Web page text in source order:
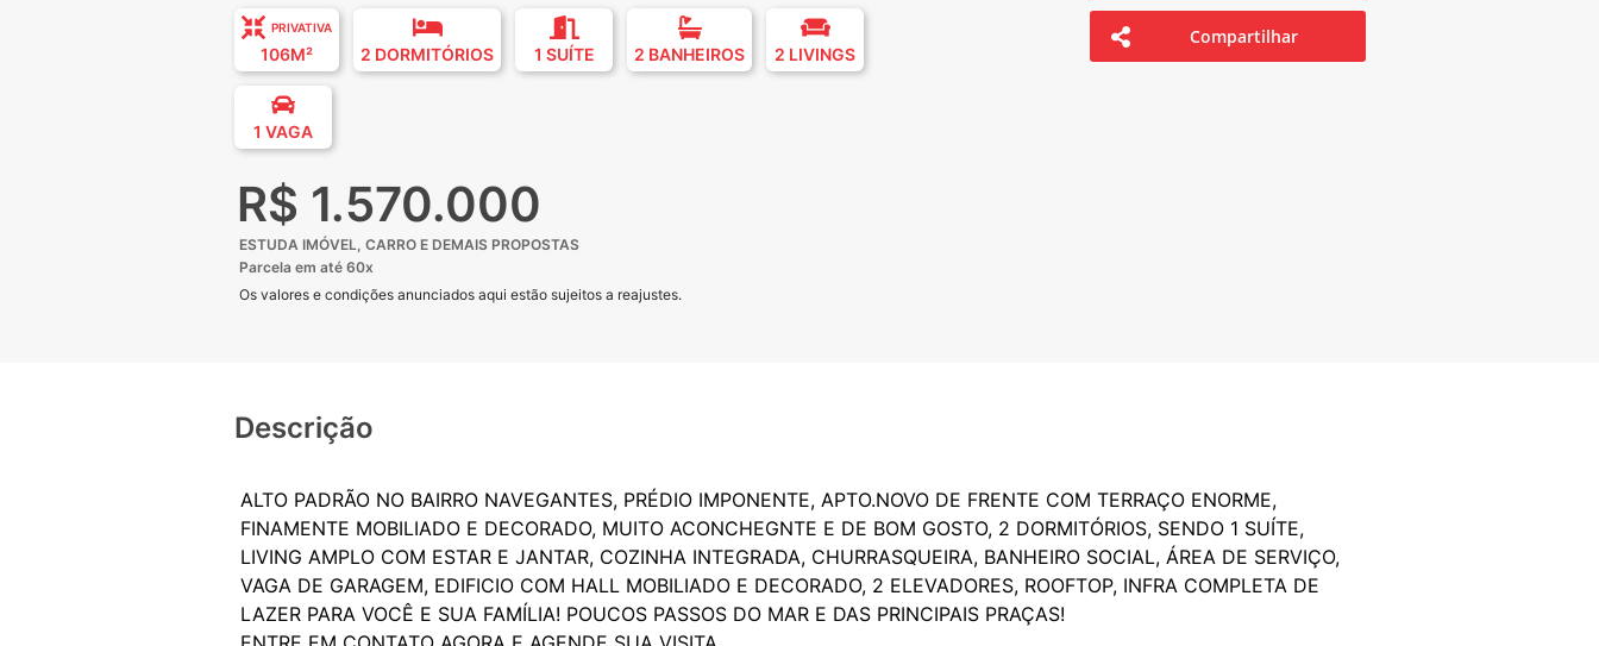
PRIVATIVA
106M² 2 DORMITÓRIOS 1 SUÍTE 2 BANHEIROS 2 LIVINGS
1 VAGA
R$ 1.570.000
ESTUDA IMÓVEL, CARRO E DEMAIS PROPOSTAS
Parcela em até 60x
Os valores e condições anunciados aqui estão sujeitos a reajustes.
Compartilhar
Descrição
ALTO PADRÃO NO BAIRRO NAVEGANTES, PRÉDIO IMPONENTE, APTO.NOVO DE FRENTE COM TERRAÇO ENORME,
FINAMENTE MOBILIADO E DECORADO, MUITO ACONCHEGNTE E DE BOM GOSTO, 2 DORMITÓRIOS, SENDO 1 SUÍTE,
LIVING AMPLO COM ESTAR E JANTAR, COZINHA INTEGRADA, CHURRASQUEIRA, BANHEIRO SOCIAL, ÁREA DE SERVIÇO,
VAGA DE GARAGEM, EDIFICIO COM HALL MOBILIADO E DECORADO, 2 ELEVADORES, ROOFTOP, INFRA COMPLETA DE
LAZER PARA VOCÊ E SUA FAMÍLIA! POUCOS PASSOS DO MAR E DAS PRINCIPAIS PRAÇAS!